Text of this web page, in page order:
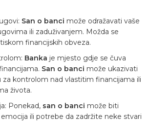
San o banci može odražavati vaše
ili zaduživanjem. Možda se
financijskih obveza.
Banka je mjesto gdje se čuva
San o banci može ukazivati
za kontrolom nad vlastitim financijama ili
života.
Ponekad, san o banci može biti
ili potrebe da zadržite neke stvari